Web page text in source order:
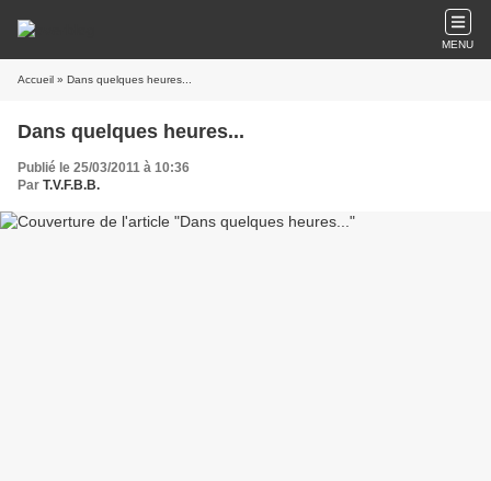
MENU
Accueil » Dans quelques heures...
Dans quelques heures...
Publié le 25/03/2011 à 10:36
Par T.V.F.B.B.